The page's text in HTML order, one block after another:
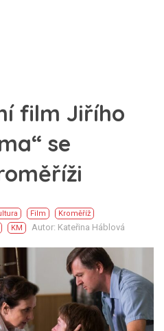
film Jiřího
se
Film
Kroměříž
KM Autor: Kateřina Háblová